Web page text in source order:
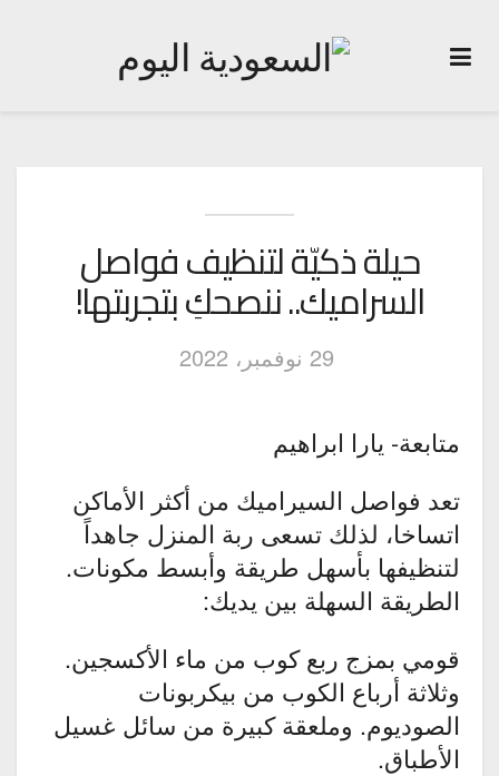
حيلة ذكيّة لتنظيف فواصل
السراميك.. ننصحكِ بتجربتها!
29 نوفمبر، 2022
متابعة- يارا ابراهيم
تعد فواصل السيراميك من أكثر الأماكن
اتساخا، لذلك تسعى ربة المنزل جاهداً
لتنظيفها بأسهل طريقة وأبسط مكونات.
الطريقة السهلة بين يديك:
قومي بمزج ربع كوب من ماء الأكسجين.
وثلاثة أرباع الكوب من بيكربونات
الصوديوم. وملعقة كبيرة من سائل غسيل
الأطباق.